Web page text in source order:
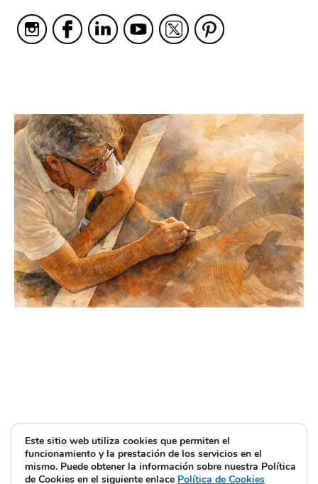
Este sitio web utiliza cookies que permiten el
funcionamiento y la prestación de los servicios en el
mismo. Puede obtener la información sobre nuestra Política
de Cookies en el siguiente enlace Política de Cookies